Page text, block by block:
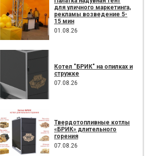
для уличного маркетинга,
рекламы возведение 5-
15 мин
01.08.26
Котел "БРИК" на опилках и
стружке
07.08.26
Твердотопливные котлы
«БРИК» длительного
горения
07.08.26